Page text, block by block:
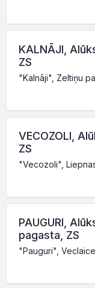
KALNĀJI,
ZS
"Kalnāji", Zeltiņu
VECOZOLI,
ZS
"Vecozoli",
PAUGURI,
pagasta, ZS
"Pauguri",